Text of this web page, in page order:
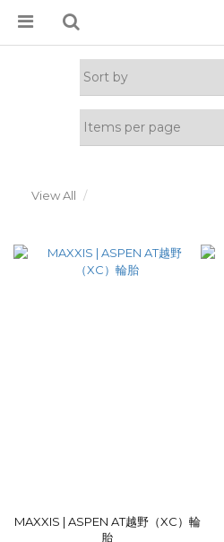
View All
MAXXIS | ASPEN AT越野（XC）輪
胎